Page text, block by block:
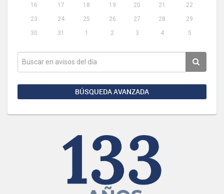
16
17 18 19 20 21
22
23
24 25 26 27 28
29
30
31 1 2 3 4 5
BÚSQUEDA AVANZADA